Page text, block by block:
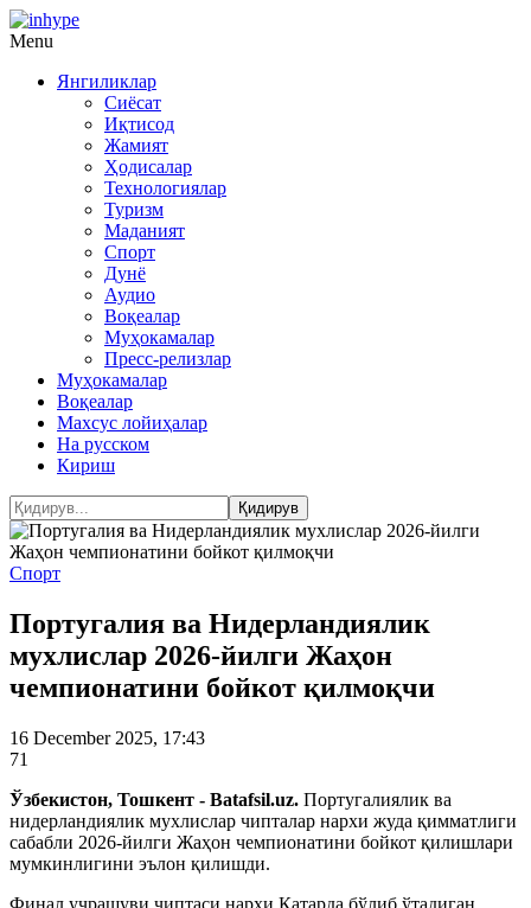
Menu
Янгиликлар
Сиёсат
Иқтисод
Жамият
Ҳодисалар
Технологиялар
Туризм
Маданият
Спорт
Дунё
Аудио
Воқеалар
Муҳокамалар
Пресс-релизлар
Муҳокамалар
Воқеалар
Махсус лойиҳалар
На русском
Кириш
Спорт
Португалия ва Нидерландиялик
мухлислар 2026-йилги Жаҳон
чемпионатини бойкот қилмоқчи
16 December 2025, 17:43
71
Ўзбекистон, Тошкент - Batafsil.uz. Португалиялик ва
нидерландиялик мухлислар чипталар нархи жуда қимматлиги
сабабли 2026-йилги Жаҳон чемпионатини бойкот қилишлари
мумкинлигини эълон қилишди.
Финал учрашуви чиптаси нархи Қатарда бўлиб ўтадиган